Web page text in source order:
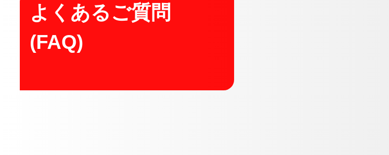
よくあるご質問
(FAQ)